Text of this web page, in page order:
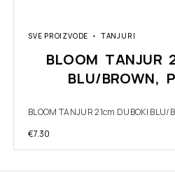
SVE PROIZVODE TANJURI
BLOOM TANJUR
BLU/BROWN,
BLOOM TANJUR 21cm DUBOKI BLU/
€7.30